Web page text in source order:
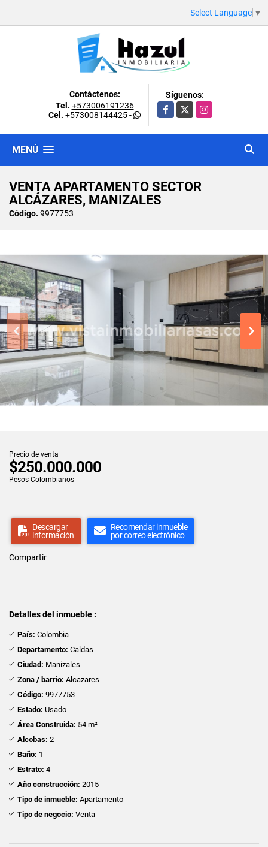
Select Language ▼
Contáctenos:
Tel. +573006191236
Cel. +573008144425-
Síguenos:
Facebook
X Instagram
MENÚ
VENTA APARTAMENTO SECTOR
ALCÁZARES, MANIZALES
Código. 9977753
Precio de venta
$250.000.000
Pesos Colombianos
Descargar
información
Recomendar inmueble
por correo electrónico
Compartir
Detalles del inmueble :
País: Colombia
Departamento: Caldas
Ciudad: Manizales
Zona / barrio: Alcazares
Código: 9977753
Estado: Usado
Área Construida: 54 m²
Alcobas: 2
Baño: 1
Estrato: 4
Año construcción: 2015
Tipo de inmueble: Apartamento
Tipo de negocio: Venta